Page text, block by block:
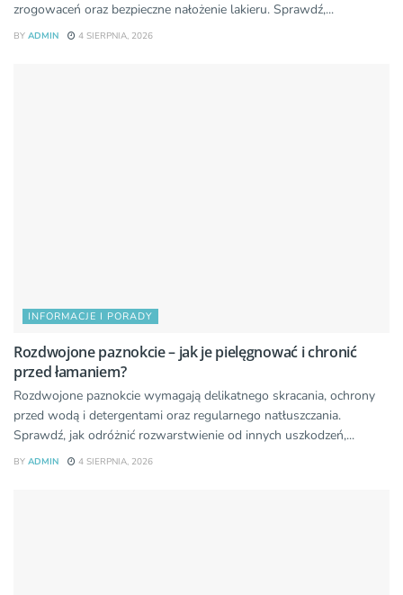
zrogowaceń oraz bezpieczne nałożenie lakieru. Sprawdź,...
BY ADMIN 4 SIERPNIA, 2026
INFORMACJE I PORADY
Rozdwojone paznokcie – jak je pielęgnować i chronić
przed łamaniem?
Rozdwojone paznokcie wymagają delikatnego skracania, ochrony
przed wodą i detergentami oraz regularnego natłuszczania.
Sprawdź, jak odróżnić rozwarstwienie od innych uszkodzeń,...
BY ADMIN 4 SIERPNIA, 2026